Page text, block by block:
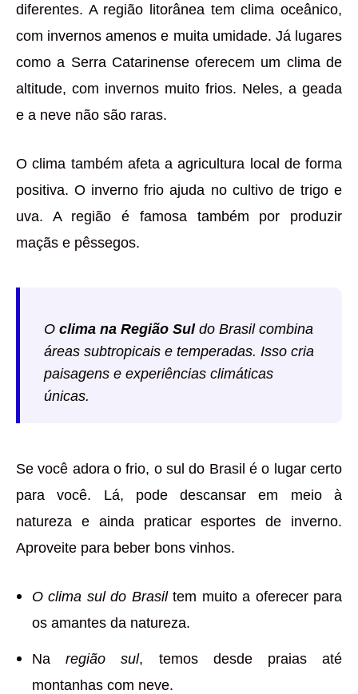
diferentes. A região litorânea tem clima oceânico,
com invernos amenos e muita umidade. Já lugares
como a Serra Catarinense oferecem um clima de
altitude, com invernos muito frios. Neles, a geada
e a neve não são raras.
O clima também afeta a agricultura local de forma
positiva. O inverno frio ajuda no cultivo de trigo e
uva. A região é famosa também por produzir
maçãs e pêssegos.
O clima na Região Suldo Brasil combina
áreas subtropicais e temperadas. Isso cria
paisagens e experiências climáticas
únicas.
Se você adora o frio, o sul do Brasil é o lugar certo
para você. Lá, pode descansar em meio à
natureza e ainda praticar esportes de inverno.
Aproveite para beber bons vinhos.
O clima sul do Brasiltem muito a oferecer para
os amantes da natureza.
Naregião sul, temos desde praias até
montanhas com neve.